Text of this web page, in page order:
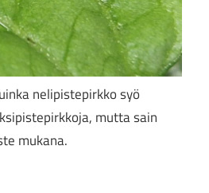
nelipistepirkko syö
mutta sain
mukana.